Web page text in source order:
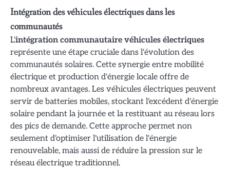
Intégration des véhicules électriques dans les
communautés
L'intégration communautaire véhicules électriques
représente une étape cruciale dans l'évolution des
communautés solaires. Cette synergie entre mobilité
électrique et production d'énergie locale offre de
nombreux avantages. Les véhicules électriques peuvent
servir de batteries mobiles, stockant l'excédent d'énergie
solaire pendant la journée et la restituant au réseau lors
des pics de demande. Cette approche permet non
seulement d'optimiser l'utilisation de l'énergie
renouvelable, mais aussi de réduire la pression sur le
réseau électrique traditionnel.